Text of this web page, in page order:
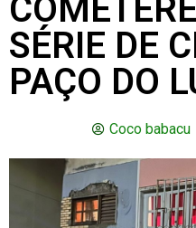
SÉRIE DE
PAÇO DO
Coco babacu